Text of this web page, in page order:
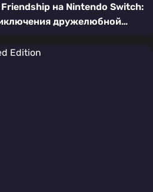
на Nintendo Switch:
дружелюбной